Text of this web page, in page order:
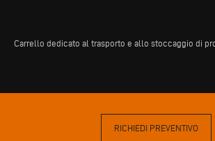
Carrello dedicato al trasporto e allo stoccaggio di
RICHIEDI PREVENTIVO